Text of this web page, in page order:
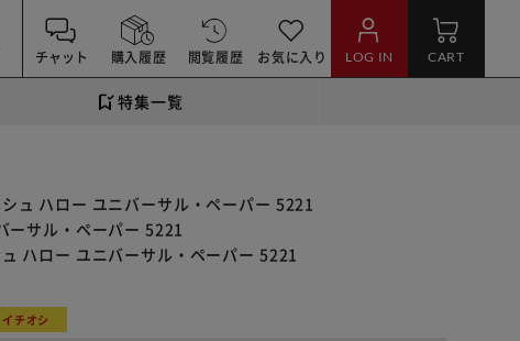
チャット 購入履歴 閲覧履歴 お気に入り LOG IN CART
特集一覧
ュ ハロー ユニバーサル・ペーパー 5221
ーサル・ペーパー 5221
ハロー ユニバーサル・ペーパー 5221
イチオシ